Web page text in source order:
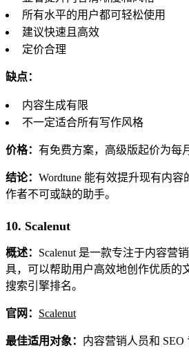
所有水平的用户都可轻松使用
建议快速且高效
定价合理
缺点：
内容生成有限
不一定适合所有写作风格
价格： 有免费方案，高级版起价为每
结论： Wordtune 能有效提升现有内
作者不可或缺的助手。
10. Scalenut
概述： Scalenut 是一款专注于内容营
具，可以帮助用户高效地创作优质的
搜索引擎排名。
官网： Scalenut
最佳适用对象： 内容营销人员和 SEO